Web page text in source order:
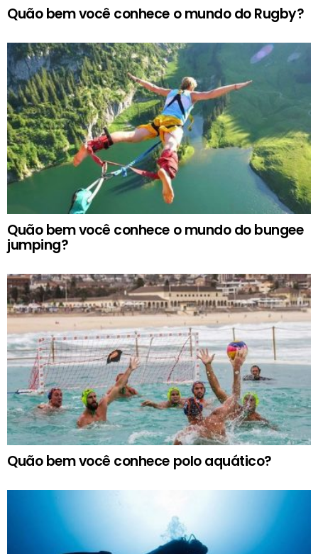
Quão bem você conhece o mundo do Rugby?
Quão bem você conhece o mundo do bungee
jumping?
Quão bem você conhece polo aquático?